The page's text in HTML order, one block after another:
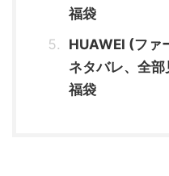
福袋
HUAWEI (ファ
ネタバレ、全
福袋